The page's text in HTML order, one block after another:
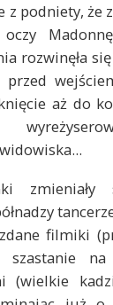
podniety, że
oczy
rozwinęła
aż do
filmiki
szastanie